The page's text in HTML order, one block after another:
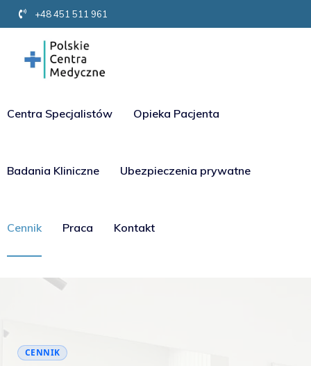
+48 451 511 961
Centra Specjalistów Opieka Pacjenta
Badania Kliniczne Ubezpieczenia prywatne
Cennik Praca Kontakt
CENNIK